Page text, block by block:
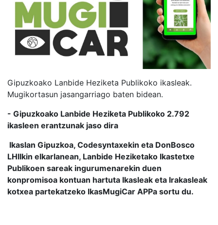
Gipuzkoako Lanbide Heziketa Publikoko ikasleak.
Mugikortasun jasangarriago baten bidean.
- Gipuzkoako Lanbide Heziketa Publikoko 2.792
ikasleen erantzunak jaso dira
Ikaslan Gipuzkoa, Codesyntaxekin eta DonBosco
LHIIkin elkarlanean, Lanbide Heziketako Ikastetxe
Publikoen sareak ingurumenarekin duen
konpromisoa kontuan hartuta Ikasleak eta Irakasleak
kotxea partekatzeko IkasMugiCar APPa sortu du.